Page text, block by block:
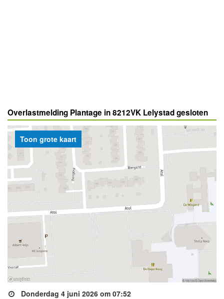
Overlastmelding Plantage in 8212VK Lelystad gesloten
Donderdag 4 juni 2026 om 07:52
Toon grote kaart